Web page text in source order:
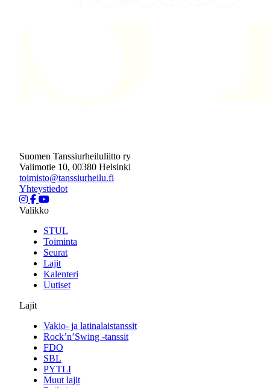
Suomen Tanssiurheiluliitto ry
Valimotie 10, 00380 Helsinki
toimisto@tanssiurheilu.fi
Yhteystiedot
Valikko
STUL
Toiminta
Seurat
Lajit
Kalenteri
Uutiset
Lajit
Vakio- ja latinalaistanssit
Rock’n’Swing -tanssit
FDO
SBL
PYTLI
Muut lajit